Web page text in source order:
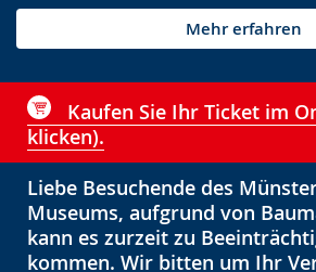
Mehr erfahren
Kaufen Sie Ihr Ticket im
klicken).
Liebe Besuchende des
Museums, aufgrund von
kann es zurzeit zu
kommen. Wir bitten um Ihr